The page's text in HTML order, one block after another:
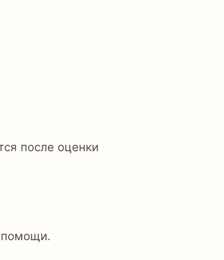
после оценки
помощи.